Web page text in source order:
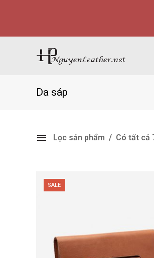
Da sáp
Lọc sản phẩm Có tất cả
SALE